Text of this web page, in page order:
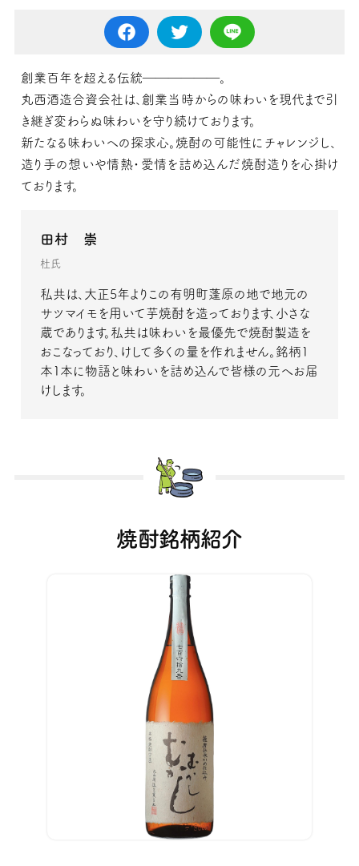
創業百年を超える伝統――――――。
丸西酒造合資会社は、創業当時からの味わいを現代まで引
き継ぎ変わらぬ味わいを守り続けております。
新たなる味わいへの探求心。焼酎の可能性にチャレンジし、
造り手の想いや情熱・愛情を詰め込んだ焼酎造りを心掛け
ております。
田村 崇
杜氏
私共は、大正5年よりこの有明町蓬原の地で地元の
サツマイモを用いて芋焼酎を造っております、小さな
蔵であります。私共は味わいを最優先で焼酎製造を
おこなっており、けして多くの量を作れません。銘柄1
本1本に物語と味わいを詰め込んで皆様の元へお届
けします。
焼酎銘柄紹介